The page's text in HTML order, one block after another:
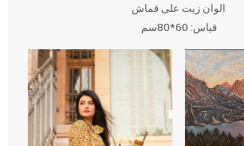
الوان زيت على قماش
قياس: 60*80سم